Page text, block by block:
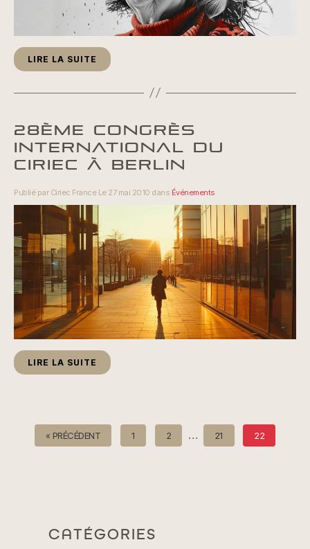
LIRE LA SUITE
28ÈME CONGRÈS
INTERNATIONAL DU
CIRIEC À BERLIN
Publié par Ciriec France Le 27 mai 2010 dans Événements
LIRE LA SUITE
« PRÉCÉDENT 1 2 … 21 22
CATÉGORIES